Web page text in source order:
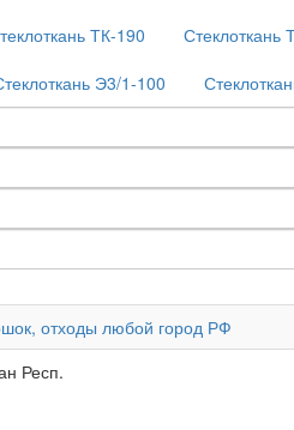
ТК-190 Стеклоткань
Э3/1-100
отходы любой город РФ
Респ.